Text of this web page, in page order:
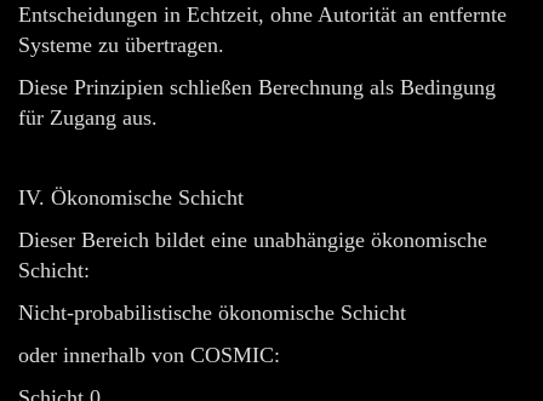
Entscheidungen in Echtzeit, ohne Autorität an entfernte
Systeme zu übertragen.
Diese Prinzipien schließen Berechnung als Bedingung
für Zugang aus.
IV. Ökonomische Schicht
Dieser Bereich bildet eine unabhängige ökonomische
Schicht:
Nicht-probabilistische ökonomische Schicht
oder innerhalb von COSMIC: